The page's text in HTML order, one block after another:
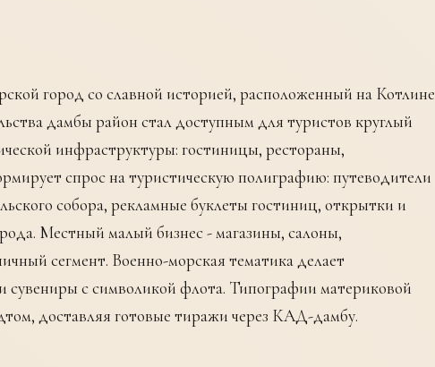
город со славной историей, расположенный на Котлине
дамбы район стал доступным для туристов круглый
инфраструктуры: гостиницы, рестораны,
спрос на туристическую полиграфию: путеводители
собора, рекламные буклеты гостиниц, открытки и
Местный малый бизнес - магазины, салоны,
сегмент. Военно-морская тематика делает
с символикой флота. Типографии материковой
доставляя готовые тиражи через КАД-дамбу.